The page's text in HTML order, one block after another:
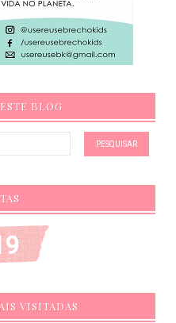
BLOG
VISITADAS